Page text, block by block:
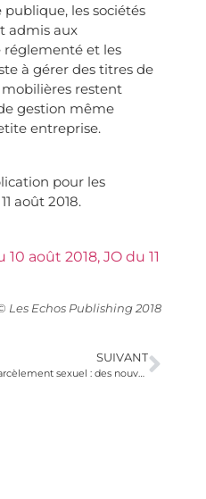
les sociétés
admis aux
réglementé et les
à gérer des titres de
restent
gestion même
entreprise.
pour les
août 2018.
10 août 2018, JO du 11
Les Echos Publishing 2018
SUIVANT
Harcèlement sexuel : des nouveautés à connaître